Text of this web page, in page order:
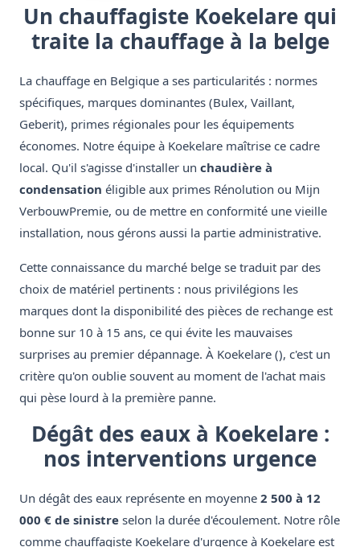
Un chauffagiste Koekelare qui
traite la chauffage à la belge
La chauffage en Belgique a ses particularités : normes
spécifiques, marques dominantes (Bulex, Vaillant,
Geberit), primes régionales pour les équipements
économes. Notre équipe à Koekelare maîtrise ce cadre
local. Qu'il s'agisse d'installer un chaudière à
condensation éligible aux primes Rénolution ou Mijn
VerbouwPremie, ou de mettre en conformité une vieille
installation, nous gérons aussi la partie administrative.
Cette connaissance du marché belge se traduit par des
choix de matériel pertinents : nous privilégions les
marques dont la disponibilité des pièces de rechange est
bonne sur 10 à 15 ans, ce qui évite les mauvaises
surprises au premier dépannage. À Koekelare (), c'est un
critère qu'on oublie souvent au moment de l'achat mais
qui pèse lourd à la première panne.
Dégât des eaux à Koekelare :
nos interventions urgence
Un dégât des eaux représente en moyenne 2 500 à 12
000 € de sinistre selon la durée d'écoulement. Notre rôle
comme chauffagiste Koekelare d'urgence à Koekelare est